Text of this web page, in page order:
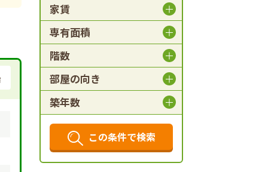
家賃
専有面積
階数
部屋の向き
築年数
この条件で検索